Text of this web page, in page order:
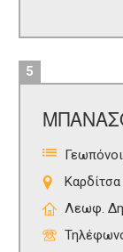
5
Γεωπόνοι
Λεωφ.